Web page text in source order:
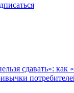
сдавать»: